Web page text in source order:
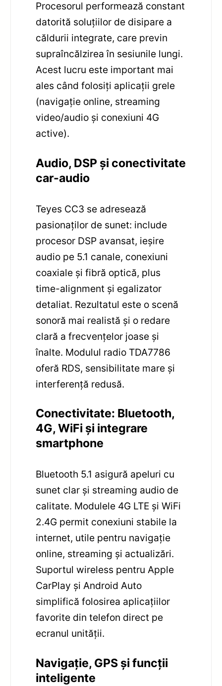
Procesorul performează constant
datorită soluțiilor de disipare a
căldurii integrate, care previn
supraîncălzirea în sesiunile lungi.
Acest lucru este important mai
ales când folosiți aplicații grele
(navigație online, streaming
video/audio și conexiuni 4G
active).
Audio, DSP și conectivitate
car-audio
Teyes CC3 se adresează
pasionaților de sunet: include
procesor DSP avansat, ieșire
audio pe 5.1 canale, conexiuni
coaxiale și fibră optică, plus
time-alignment și egalizator
detaliat. Rezultatul este o scenă
sonoră mai realistă și o redare
clară a frecvențelor joase și
înalte. Modulul radio TDA7786
oferă RDS, sensibilitate mare și
interferență redusă.
Conectivitate: Bluetooth,
4G, WiFi și integrare
smartphone
Bluetooth 5.1 asigură apeluri cu
sunet clar și streaming audio de
calitate. Modulele 4G LTE și WiFi
2.4G permit conexiuni stabile la
internet, utile pentru navigație
online, streaming și actualizări.
Suportul wireless pentru Apple
CarPlay și Android Auto
simplifică folosirea aplicațiilor
favorite din telefon direct pe
ecranul unității.
Navigație, GPS și funcții
inteligente